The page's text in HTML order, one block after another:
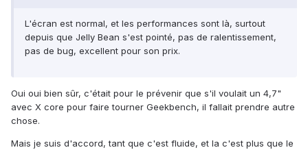
L'écran est normal, et les performances sont là, surtout
depuis que Jelly Bean s'est pointé, pas de ralentissement,
pas de bug, excellent pour son prix.
Oui oui bien sûr, c'était pour le prévenir que s'il voulait un 4,7"
avec X core pour faire tourner Geekbench, il fallait prendre autre
chose.
Mais je suis d'accord, tant que c'est fluide, et la c'est plus que le